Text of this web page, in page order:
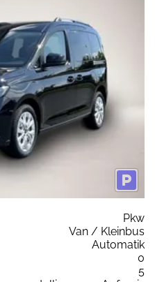
Pkw
Van / Kleinbus
Automatik
0
5